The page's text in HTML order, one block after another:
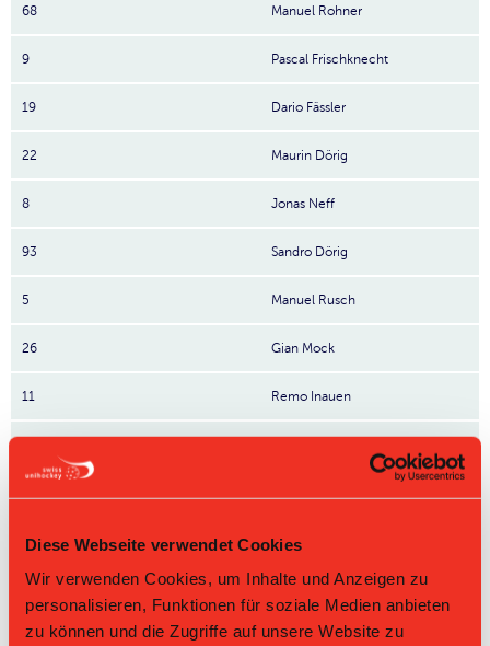
Diese Webseite verwendet Cookies
Wir verwenden Cookies, um Inhalte und Anzeigen zu
personalisieren, Funktionen für soziale Medien anbieten
zu können und die Zugriffe auf unsere Website zu
68 Manuel Rohner
9 Pascal Frischknecht
19 Dario Fässler
22 Maurin Dörig
8 Jonas Neff
93 Sandro Dörig
5 Manuel Rusch
26 Gian Mock
11 Remo Inauen
83 Mauro Züger
80 Levin Sonderer
Nr: Nummer